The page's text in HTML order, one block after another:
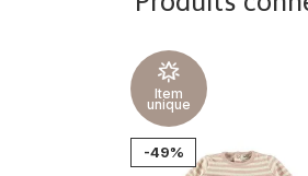
Item
unique
-49%